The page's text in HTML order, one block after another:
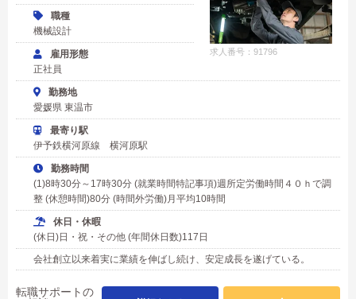
求人番号：91796
職種
機械設計
雇用形態
正社員
勤務地
愛媛県 東温市
最寄り駅
伊予鉄横河原線 横河原駅
勤務時間
(1)8時30分～17時30分 (就業時間特記事項)週所定労働時間４０ｈで調
整 (休憩時間)80分 (時間外労働)月平均10時間
休日・休暇
(休日)日・祝・その他 (年間休日数)117日
会社創立以来着実に業績を伸ばし続け、安定成長を遂げている。
転職サポートの